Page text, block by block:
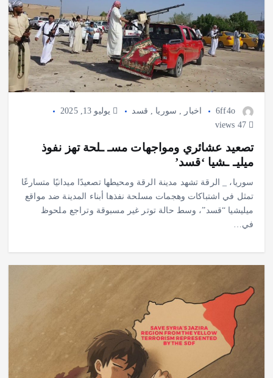
6ff4o اخبار , سوريا , قسد
يوليو 13, 2025
تصعيد عشائري ومواجهات مسـ ـلحة تهز نفوذ
ميليـ ـشيا ‘قسد’
سوريا، _ الرقة تشهد مدينة الرقة ومحيطها تصعيدًا ميدانيًا متسارعًا
تمثل في اشتباكات وهجمات مسلحة نفذها أبناء المدينة ضد مواقع
ميليشيا “قسد”، وسط حالة توتر غير مسبوقة وتراجع ملحوظ
في…